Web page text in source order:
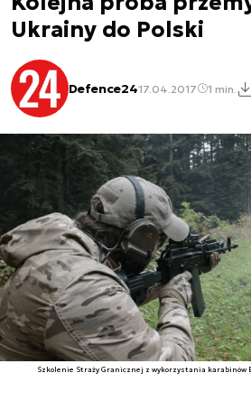
Ukrainy do Polski
Defence2417.04.2017 1 min.
Szkolenie Straży Granicznej z wykorzystania